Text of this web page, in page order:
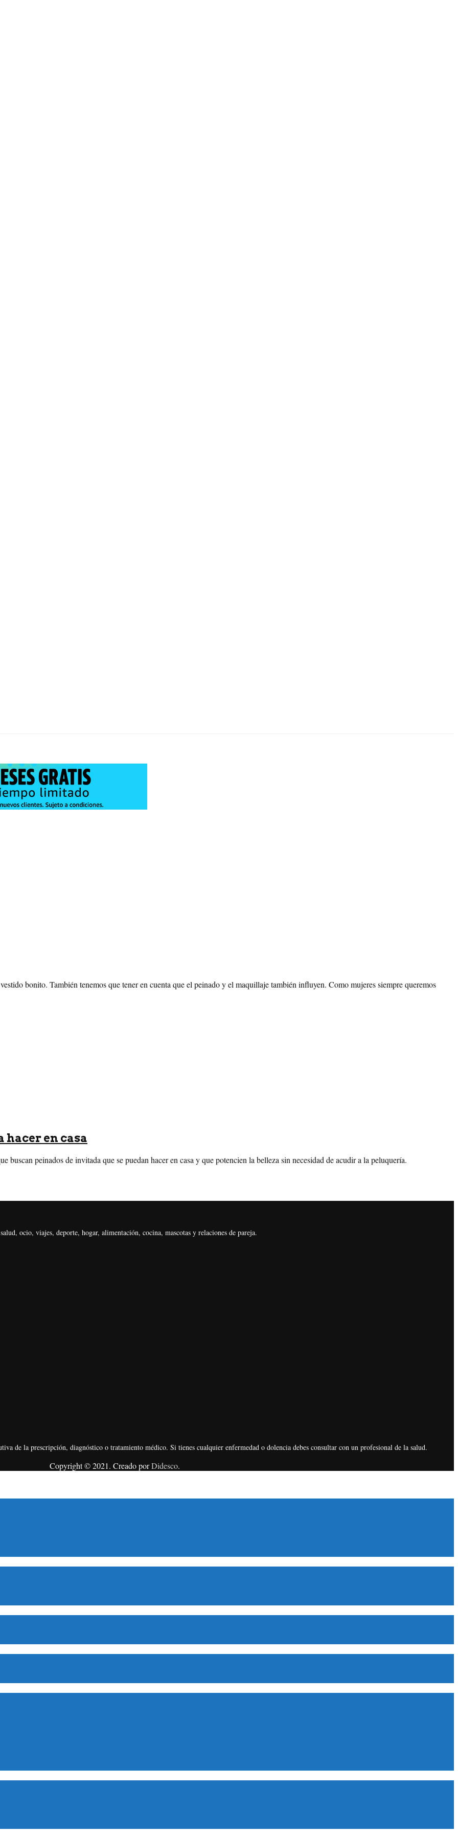
bonito. También tenemos que tener en cuenta que el peinado y el maquillaje también influyen. Como mujeres siempre queremos
hacer en casa
buscan peinados de invitada que se puedan hacer en casa y que potencien la belleza sin necesidad de acudir a la peluquería.
ocio, viajes, deporte, hogar, alimentación, cocina, mascotas y relaciones de pareja.
de la prescripción, diagnóstico o tratamiento médico. Si tienes cualquier enfermedad o dolencia debes consultar con un profesional de la salud.
Copyright © 2021. Creado porDidesco.